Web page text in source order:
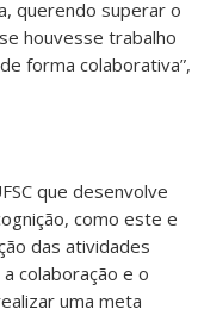
querendo superar o
houvesse trabalho
forma colaborativa”,
que desenvolve
como este e
das atividades
colaboração e o
uma meta